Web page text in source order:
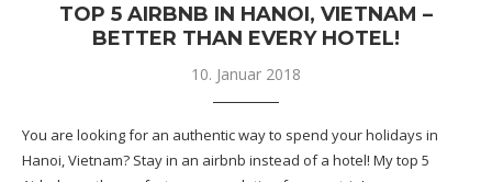
TOP 5 AIRBNB IN HANOI, VIETNAM –
BETTER THAN EVERY HOTEL!
10. Januar 2018
You are looking for an authentic way to spend your holidays in
Hanoi, Vietnam? Stay in an airbnb instead of a hotel! My top 5